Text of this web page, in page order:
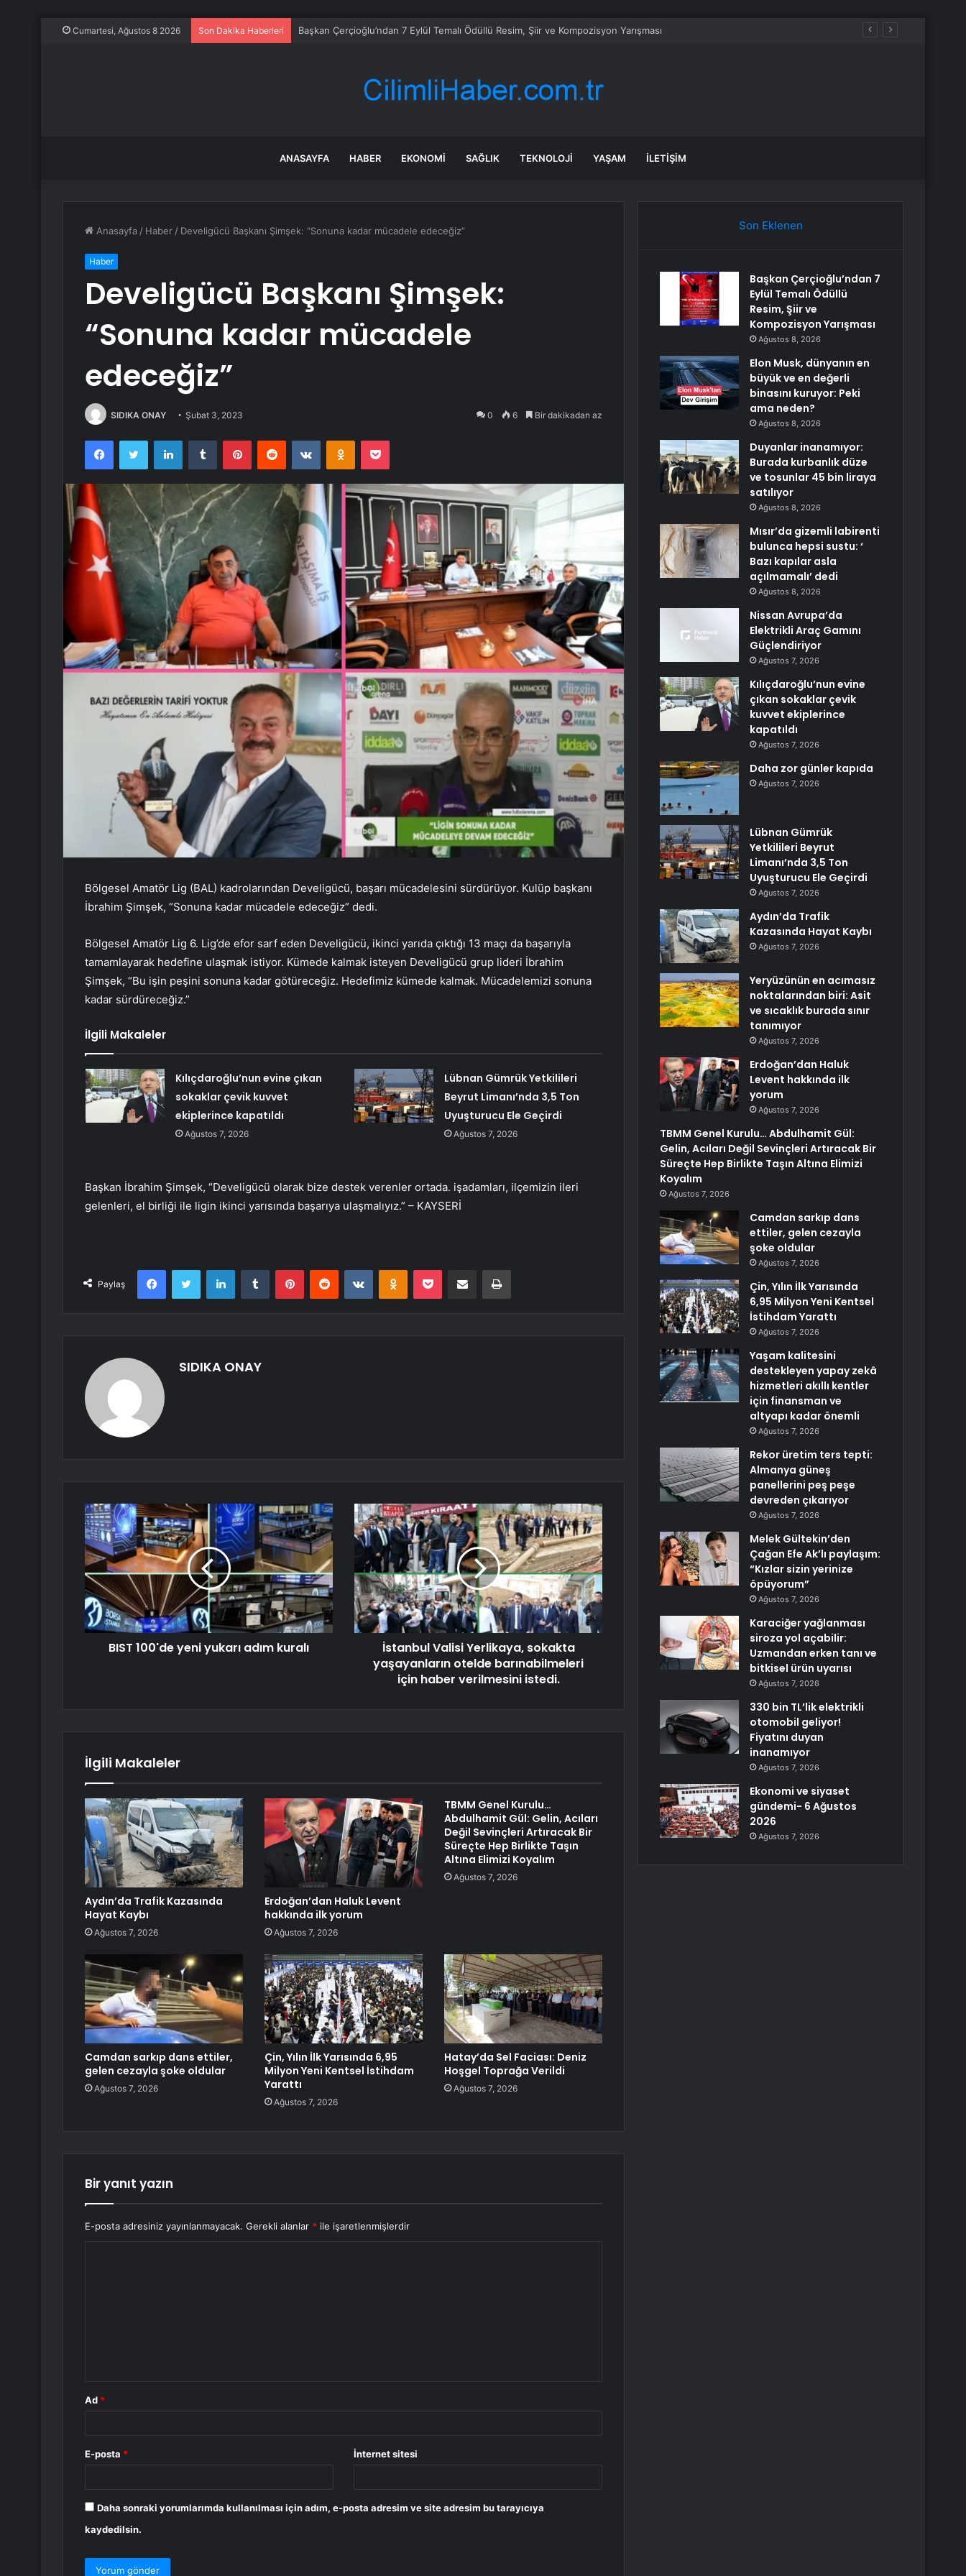
Cumartesi, Ağustos 8 2026 Son Dakika Haberleri Elon Musk, dünyanın en büyük ve en değerli binasını kuruyor: Peki ama neden?
ANASAYFA HABER EKONOMI SAĞLIK TEKNOLOJI YAŞAM İLETIŞIM
Anasayfa / Haber / Develigücü Başkanı Şimşek: “Sonuna kadar mücadele edeceğiz”
Haber
Develigücü Başkanı Şimşek:
“Sonuna kadar mücadele
edeceğiz”
SIDIKA ONAY Şubat 3, 2023 0 6 Bir dakikadan az
FacebookTwitter LinkedInTumblr PinterestReddit VKontakteOdnoklassniki
Pocket
Bölgesel Amatör Lig (BAL) kadrolarından Develigücü, başarı mücadelesini sürdürüyor. Kulüp başkanı
İbrahim Şimşek, “Sonuna kadar mücadele edeceğiz” dedi.
Bölgesel Amatör Lig 6. Lig’de efor sarf eden Develigücü, ikinci yarıda çıktığı 13 maçı da başarıyla
tamamlayarak hedefine ulaşmak istiyor. Kümede kalmak isteyen Develigücü grup lideri İbrahim
Şimşek, “Bu işin peşini sonuna kadar götüreceğiz. Hedefimiz kümede kalmak. Mücadelemizi sonuna
kadar sürdüreceğiz.”
İlgili Makaleler
Kılıçdaroğlu’nun evine çıkan
sokaklar çevik kuvvet
ekiplerince kapatıldı
Ağustos 7, 2026
Lübnan Gümrük Yetkilileri
Beyrut Limanı’nda 3,5 Ton
Uyuşturucu Ele Geçirdi
Ağustos 7, 2026
Başkan İbrahim Şimşek, “Develigücü olarak bize destek verenler ortada. işadamları, ilçemizin ileri
gelenleri, el birliği ile ligin ikinci yarısında başarıya ulaşmalıyız.” – KAYSERİ
Paylaş
FacebookTwitter LinkedInTumblr PinterestReddit VKontakteOdnoklassniki
Pocket E-Posta ile paylaş Yazdır
SIDIKA ONAY
BIST 100'de yeni yukarı adım kuralı
İstanbul Valisi Yerlikaya, sokakta
yaşayanların otelde barınabilmeleri
için haber verilmesini istedi.
İlgili Makaleler
Aydın’da Trafik Kazasında
Hayat Kaybı
Ağustos 7, 2026
Erdoğan’dan Haluk Levent
hakkında ilk yorum
Ağustos 7, 2026
TBMM Genel Kurulu…
Abdulhamit Gül: Gelin, Acıları
Değil Sevinçleri Artıracak Bir
Süreçte Hep Birlikte Taşın
Altına Elimizi Koyalım
Ağustos 7, 2026
Camdan sarkıp dans ettiler,
gelen cezayla şoke oldular
Ağustos 7, 2026
Çin, Yılın İlk Yarısında 6,95
Milyon Yeni Kentsel İstihdam
Yarattı
Ağustos 7, 2026
Hatay’da Sel Faciası: Deniz
Hoşgel Toprağa Verildi
Ağustos 7, 2026
Bir yanıt yazın
E-posta adresiniz yayınlanmayacak. Gerekli alanlar * ile işaretlenmişlerdir
Ad *
E-posta * İnternet sitesi
Daha sonraki yorumlarımda kullanılması için adım, e-posta adresim ve site adresim bu tarayıcıya
kaydedilsin.
Son Eklenen
Başkan Çerçioğlu’ndan 7
Eylül Temalı Ödüllü
Resim, Şiir ve
Kompozisyon Yarışması
Ağustos 8, 2026
Elon Musk, dünyanın en
büyük ve en değerli
binasını kuruyor: Peki
ama neden?
Ağustos 8, 2026
Duyanlar inanamıyor:
Burada kurbanlık düze
ve tosunlar 45 bin liraya
satılıyor
Ağustos 8, 2026
Mısır’da gizemli labirenti
bulunca hepsi sustu: ‘
Bazı kapılar asla
açılmamalı’ dedi
Ağustos 8, 2026
Nissan Avrupa’da
Elektrikli Araç Gamını
Güçlendiriyor
Ağustos 7, 2026
Kılıçdaroğlu’nun evine
çıkan sokaklar çevik
kuvvet ekiplerince
kapatıldı
Ağustos 7, 2026
Daha zor günler kapıda
Ağustos 7, 2026
Lübnan Gümrük
Yetkilileri Beyrut
Limanı’nda 3,5 Ton
Uyuşturucu Ele Geçirdi
Ağustos 7, 2026
Aydın’da Trafik
Kazasında Hayat Kaybı
Ağustos 7, 2026
Yeryüzünün en acımasız
noktalarından biri: Asit
ve sıcaklık burada sınır
tanımıyor
Ağustos 7, 2026
Erdoğan’dan Haluk
Levent hakkında ilk
yorum
Ağustos 7, 2026
TBMM Genel Kurulu… Abdulhamit Gül:
Gelin, Acıları Değil Sevinçleri Artıracak Bir
Süreçte Hep Birlikte Taşın Altına Elimizi
Koyalım
Ağustos 7, 2026
Camdan sarkıp dans
ettiler, gelen cezayla
şoke oldular
Ağustos 7, 2026
Çin, Yılın İlk Yarısında
6,95 Milyon Yeni Kentsel
İstihdam Yarattı
Ağustos 7, 2026
Yaşam kalitesini
destekleyen yapay zekâ
hizmetleri akıllı kentler
için finansman ve
altyapı kadar önemli
Ağustos 7, 2026
Rekor üretim ters tepti:
Almanya güneş
panellerini peş peşe
devreden çıkarıyor
Ağustos 7, 2026
Melek Gültekin’den
Çağan Efe Ak’lı paylaşım:
“Kızlar sizin yerinize
öpüyorum”
Ağustos 7, 2026
Karaciğer yağlanması
siroza yol açabilir:
Uzmandan erken tanı ve
bitkisel ürün uyarısı
Ağustos 7, 2026
330 bin TL’lik elektrikli
otomobil geliyor!
Fiyatını duyan
inanamıyor
Ağustos 7, 2026
Ekonomi ve siyaset
gündemi- 6 Ağustos
2026
Ağustos 7, 2026